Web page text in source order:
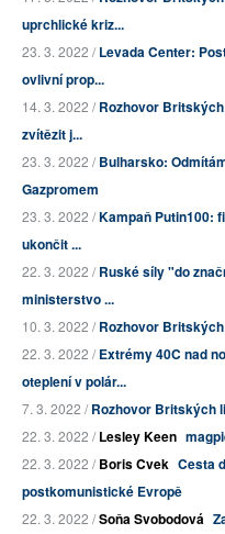
uprchlické kriz...
23. 3. 2022 /Levada Center:
ovlivní prop...
14. 3. 2022 /Rozhovor
zvítězit j...
23. 3. 2022 /Bulharsko:
Gazpromem
23. 3. 2022 /Kampaň Putin100:
ukončit ...
22. 3. 2022 /Ruské síly "do
ministerstvo ...
10. 3. 2022 /Rozhovor
22. 3. 2022 /Extrémy 40C nad
oteplení v polár...
7. 3. 2022 /Rozhovor Britských
22. 3. 2022 /Lesley Keen
22. 3. 2022 /Boris Cvek Cesta
postkomunistické Evropě
22. 3. 2022 /Soňa Svobodová